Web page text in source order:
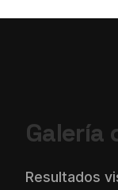
Galería
Resultados